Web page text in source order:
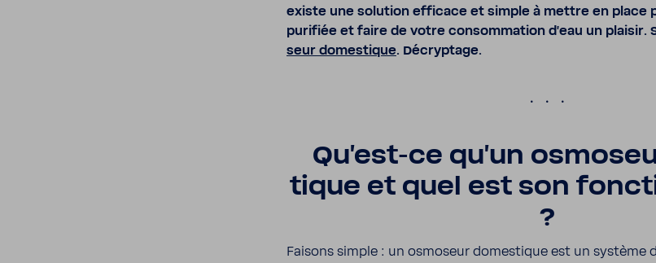
existe une solu­tion effi­cace et simple à mettre en place
puri­fiée et faire de votre consom­ma­tion d’eau un plaisir.
seur domes­tique. Décryp­tage.
.
Qu'est-​ce qu'un
tique et quel est son
?
Faisons simple : un osmo­seur domes­tique est un système